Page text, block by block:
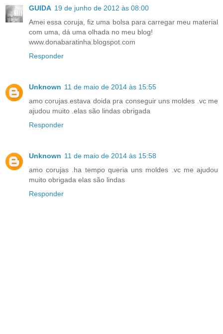
GUIDA 19 de junho de 2012 às 08:00
Amei essa coruja, fiz uma bolsa para carregar meu material
com uma, dá uma olhada no meu blog!
www.donabaratinha.blogspot.com
Responder
Unknown 11 de maio de 2014 às 15:55
amo corujas.estava doida pra conseguir uns moldes .vc me
ajudou muito .elas são lindas obrigada
Responder
Unknown 11 de maio de 2014 às 15:58
amo corujas .ha tempo queria uns moldes .vc me ajudou
muito obrigada elas são lindas
Responder